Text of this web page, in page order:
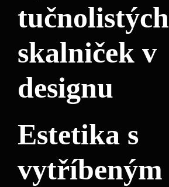
tučnolistých
skalniček v
designu
Estetika s
vytříbeným